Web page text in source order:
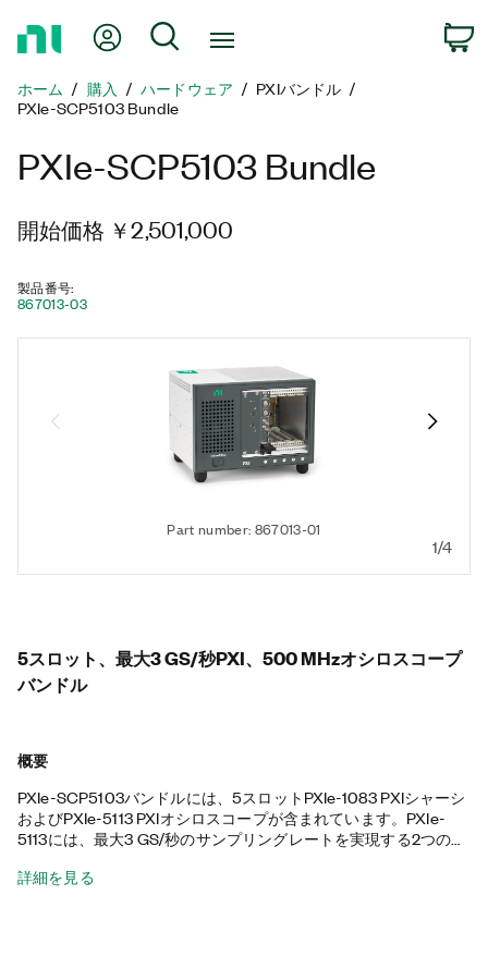
Myアカウント
検索
ホーム 購入 ハードウェア
PXIバンドル
PXIe-SCP5103 Bundle
PXIe-SCP5103 Bundle
開始価格 ￥2,501,000
製品番号:
867013-03
Part number: 867013-01
1/4
5スロット、最大3 GS/秒PXI、500 MHzオシロスコープ
バンドル
概要
PXIe-SCP5103バンドルには、5スロットPXIe-1083 PXIシャーシ
およびPXIe-5113 PXIオシロスコープが含まれています。PXIe-
5113には、最大3 GS/秒のサンプリングレートを実現する2つのチ
およびデータストリーミングおよび解析機能を含む計測器ドライ
詳細を見る